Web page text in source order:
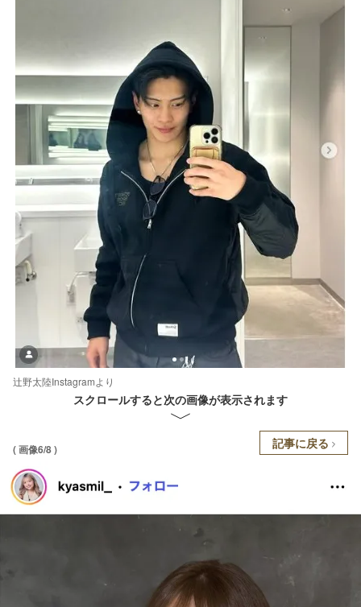
辻野太陸Instagramより
スクロールすると次の画像が表示されます
( 画像6/8 ) 記事に戻る